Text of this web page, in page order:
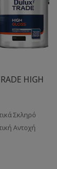
HIGH
Σκληρό
Αντοχή